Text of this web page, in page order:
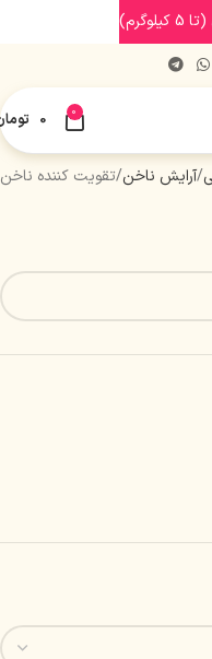
0
0
آرایش ناخن تقویت کننده ناخن